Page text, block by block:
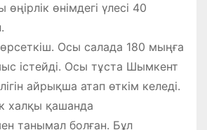
өнімдегі үлесі 40
Осы салада 180 мыңға
істейді. Осы тұста Шымкент
айрықша атап өткім келеді.
халқы қашанда
танымал болған. Бұл